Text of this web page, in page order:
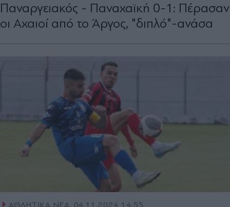
Παναργειακός - Παναχαϊκή 0-1: Πέρασαν
οι Αχαιοί από το Άργος, "διπλό"-ανάσα
ΑΘΛΗΤΙΚΑ ΝΕΑ 04.11.2024 14:55